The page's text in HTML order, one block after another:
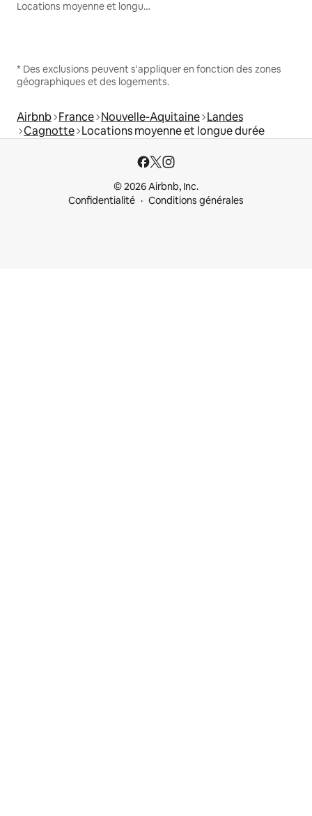
Locations moyenne et longue durée
* Des exclusions peuvent s'appliquer en fonction des zones
géographiques et des logements.
Airbnb France Nouvelle-Aquitaine Landes
Cagnotte Locations moyenne et longue durée
© 2026 Airbnb, Inc.
Confidentialité
Conditions générales